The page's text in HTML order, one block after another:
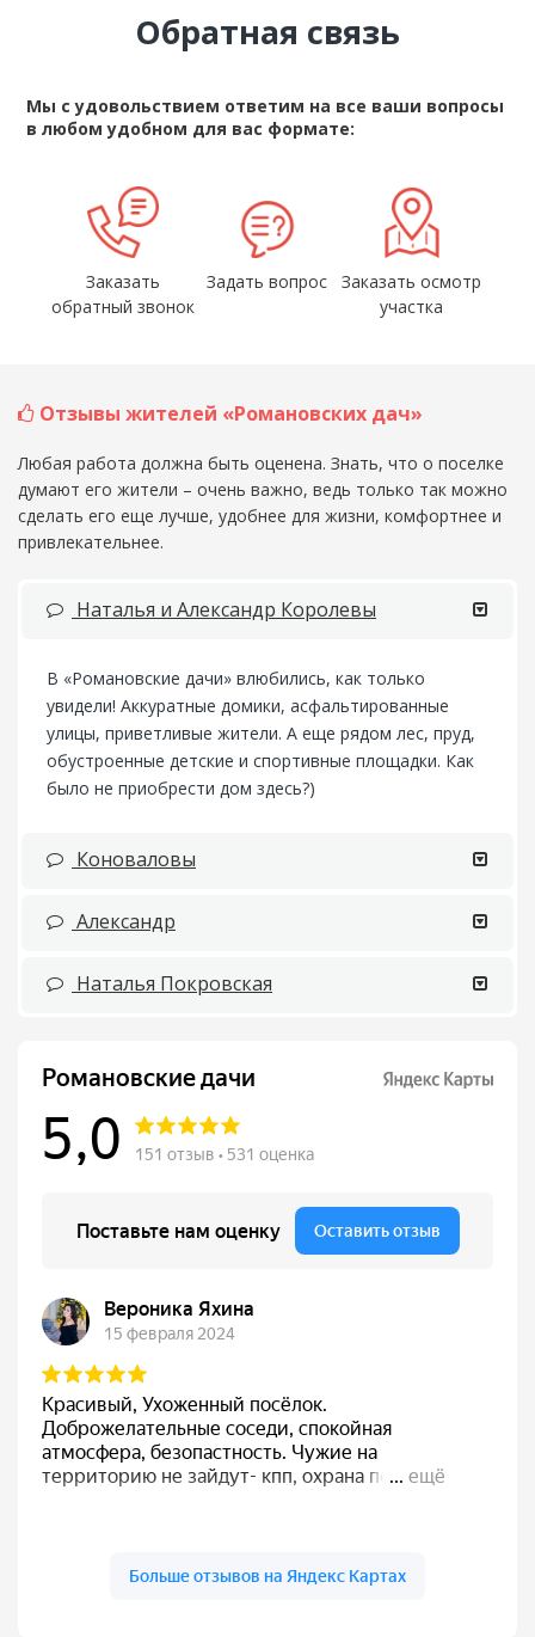
Обратная связь
Мы с удовольствием ответим на все ваши вопросы
в любом удобном для вас формате:
Заказать
обратный звонок
Задать вопрос
Заказать осмотр
участка
Отзывы жителей «Романовских дач»
Любая работа должна быть оценена. Знать, что о поселке
думают его жители – очень важно, ведь только так можно
сделать его еще лучше, удобнее для жизни, комфортнее и
привлекательнее.
Наталья и Александр Королевы
В «Романовские дачи» влюбились, как только
увидели! Аккуратные домики, асфальтированные
улицы, приветливые жители. А еще рядом лес, пруд,
обустроенные детские и спортивные площадки. Как
было не приобрести дом здесь?)
Коноваловы
Александр
Наталья Покровская